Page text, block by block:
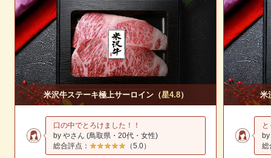
米沢牛ステーキ極上サーロイン（星4.8）
口の中でとろけました！！
by やさん (鳥取県・20代・女性)
総合評点： ★★★★★
☆☆☆☆☆ （5.0）
米
by
総